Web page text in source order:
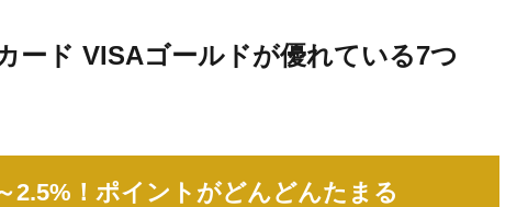
ード VISAゴールドが優れている7つ
2.5%！ポイントがどんどんたまる